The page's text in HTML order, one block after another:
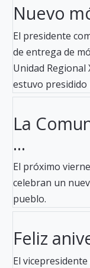
Nuevo
El presidente
de entrega de
Unidad Regional
estuvo presidido
La
...
El próximo
celebran un
pueblo.
Feliz
El